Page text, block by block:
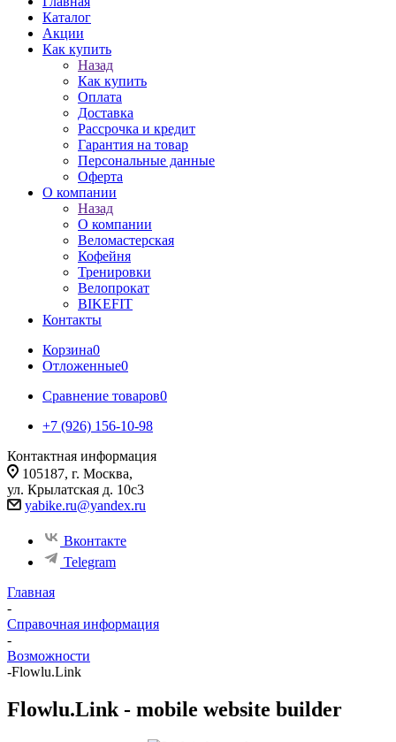
Каталог
Акции
Как купить
Назад
Как купить
Оплата
Доставка
Рассрочка и кредит
Гарантия на товар
Персональные данные
Оферта
О компании
Назад
О компании
Веломастерская
Кофейня
Тренировки
Велопрокат
BIKEFIT
Контакты
Корзина0
Отложенные0
Сравнение товаров0
+7 (926) 156-10-98
Контактная информация
105187, г. Москва,
ул. Крылатская д. 10с3
yabike.ru@yandex.ru
Вконтакте
Telegram
Главная
-
Справочная информация
-
Возможности
-Flowlu.Link
Flowlu.Link - mobile website builder